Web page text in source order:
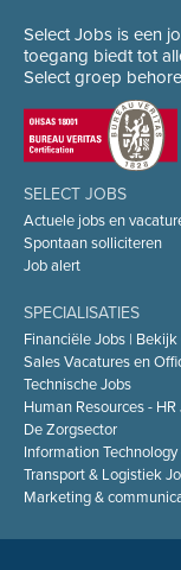
Select Jobs is een
toegang biedt tot
Select groep
SELECT JOBS
Actuele jobs en
Spontaan solliciteren
Job alert
SPECIALISATIES
Financiële Jobs |
Sales Vacatures en
Technische Jobs
Human Resources - HR
De Zorgsector
Information Technology
Transport & Logistiek
Marketing &